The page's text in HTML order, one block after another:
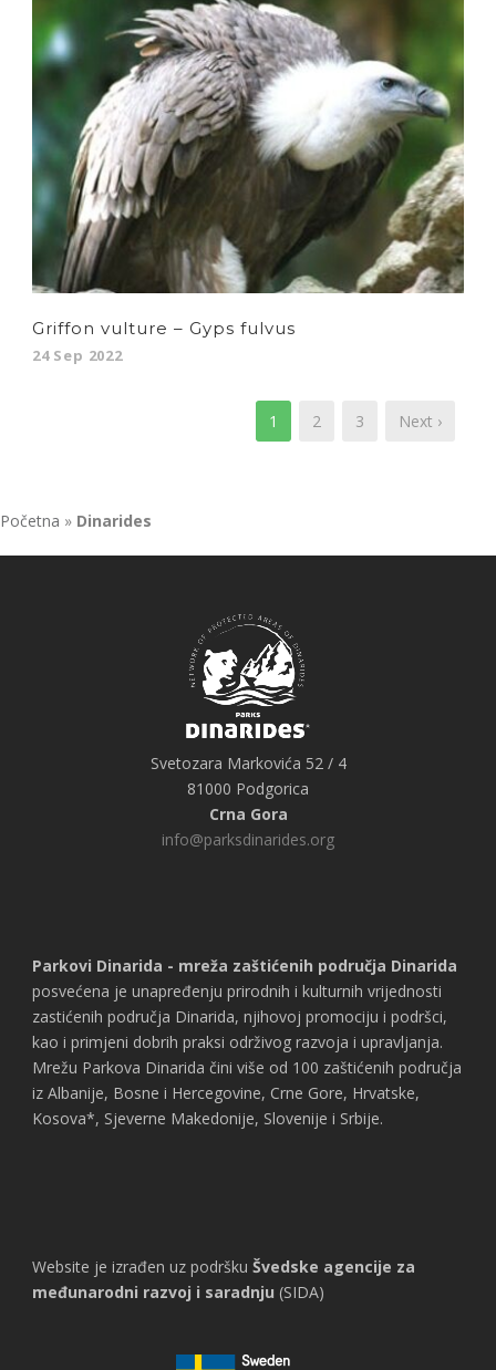
Griffon vulture – Gyps fulvus
24 Sep 2022
1 2 3 Next ›
Početna » Dinarides
Svetozara Markovića 52 / 4
81000 Podgorica
Crna Gora
info@parksdinarides.org
Parkovi Dinarida - mreža zaštićenih područja Dinarida
posvećena je unapređenju prirodnih i kulturnih vrijednosti
zastićenih područja Dinarida, njihovoj promociju i podršci,
kao i primjeni dobrih praksi održivog razvoja i upravljanja.
Mrežu Parkova Dinarida čini više od 100 zaštićenih područja
iz Albanije, Bosne i Hercegovine, Crne Gore, Hrvatske,
Kosova*, Sjeverne Makedonije, Slovenije i Srbije.
Website je izrađen uz podršku Švedske agencije za
međunarodni razvoj i saradnju (SIDA)